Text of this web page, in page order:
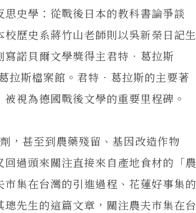
史學：從戰後日本的教科書論爭談
歷史系蔣竹山老師則以吳新榮日記生
諾貝爾文學獎得主君特．葛拉斯
拉斯檔案館。君特．葛拉斯的主要著
視為德國戰後文學的重要里程碑。
甚至到農藥殘留、基因改造作物
過頭來關注直接來自產地食材的「農
集在台灣的引進過程、花蓮好事集的
先生的這篇文章，關注農夫市集在台